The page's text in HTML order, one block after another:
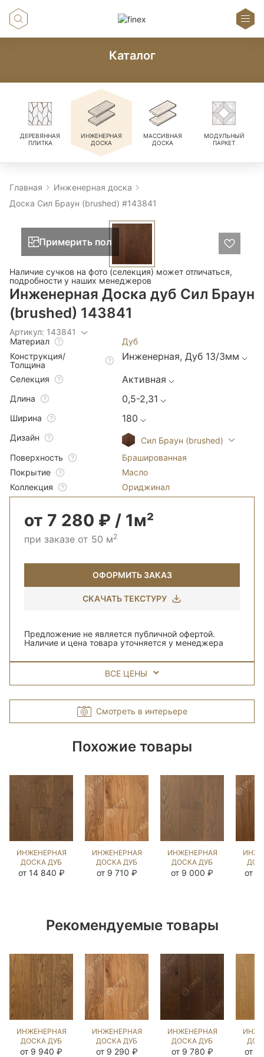
Каталог
ДЕРЕВЯННАЯ
ПЛИТКА
ИНЖЕНЕРНАЯ
ДОСКА
МАССИВНАЯ
ДОСКА
МОДУЛЬНЫЙ
ПАРКЕТ
Главная
Инженерная доска
Доска Сил Браун (brushed) #143841
Примерить пол
Наличие сучков на фото (селекция) может отличаться,
подробности у наших менеджеров
Инженерная Доска дуб Сил Браун
(brushed) 143841
Артикул: 143841
Материал
Дуб
Конструкция/
Толщина
Инженерная, Дуб 13/3мм
Селекция Активная
Длина 0,5-2,31
Ширина 180
Дизайн
Сил Браун (brushed)
Поверхность
Брашированная
Покрытие
Масло
Коллекция
Ориджинал
от 7 280 ₽ / 1м²
при заказе от 50 м2
ОФОРМИТЬ ЗАКАЗ
СКАЧАТЬ ТЕКСТУРУ
Предложение не является публичной офертой.
Наличие и цена товара уточняется у менеджера
ВСЕ ЦЕНЫ
Смотреть в интерьере
Похожие товары
ИНЖЕНЕРНАЯ
ДОСКА ДУБ
СТРЕЙВУД
от 14 840 ₽
ИНЖЕНЕРНАЯ
ДОСКА ДУБ
МЕЛАССА
от 9 710 ₽
ИНЖЕНЕРНАЯ
ДОСКА ДУБ
ФЛЭТ УАЙТ
от 9 000 ₽ от
Рекомендуемые товары
ИНЖЕНЕРНАЯ
ДОСКА ДУБ
ЭСТЕЙТ NEW
от 9 940 ₽
ИНЖЕНЕРНАЯ
ДОСКА ДУБ
МЕЛАССА
от 9 290 ₽
ИНЖЕНЕРНАЯ
ДОСКА ДУБ
МИДЛ
от 9 780 ₽ от